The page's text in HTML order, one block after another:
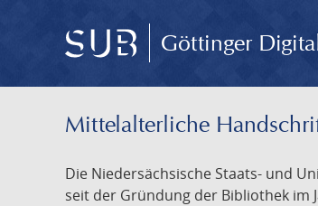
Göttinger
Mittelalterliche
Die Niedersächsische Staats- und
seit der Gründung der Bibliothek im